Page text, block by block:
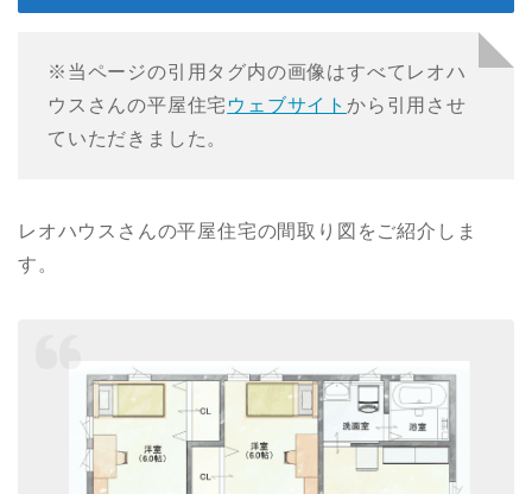
※当ページの引用タグ内の画像はすべてレオハ
ウスさんの平屋住宅 ウェブサイトから引用させ
ていただきました。
レオハウスさんの平屋住宅の間取り図をご紹介しま
す。